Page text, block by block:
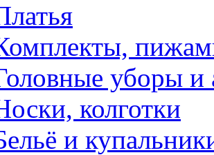
уборы и
колготки
и